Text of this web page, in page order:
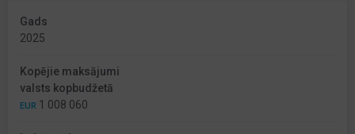
Gads
2025
Kopējie maksājumi
valsts kopbudžetā
EUR 1 008 060